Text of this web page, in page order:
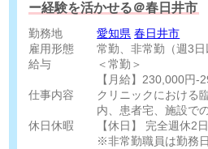
ー経験を活かせる＠春日井市
勤務地 愛知県 春日井市
雇用形態
常勤、非常勤（週3日
給与
＜常勤＞
【月給】230,000円-
[内訳]
基本給:220,000円-
手当:10,000円
仕事内容
クリニックにおける
内、患者宅、施設
その他左記に付帯す
乳腺・心臓・頸動脈
休日休暇
【休日】 完全週休2
※非常勤職員は勤務